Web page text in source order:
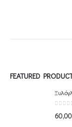
FEATURED
60,00